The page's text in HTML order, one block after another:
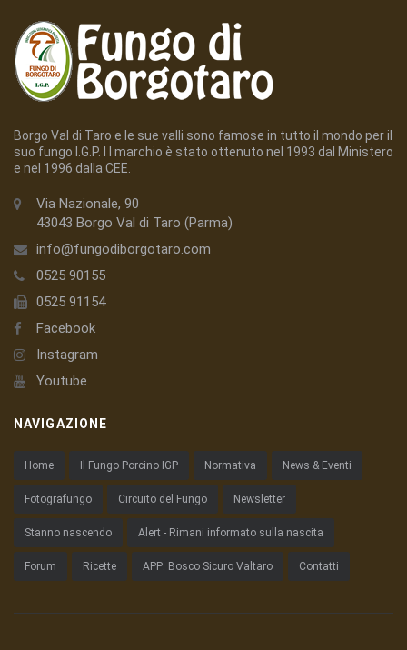
Borgo Val di Taro e le sue valli sono famose in tutto il mondo per il
suo fungo I.G.P. I l marchio è stato ottenuto nel 1993 dal Ministero
e nel 1996 dalla CEE.
Via Nazionale, 90
43043 Borgo Val di Taro (Parma)
info@fungodiborgotaro.com
0525 90155
0525 91154
Facebook
Instagram
Youtube
NAVIGAZIONE
Home Il Fungo Porcino IGP Normativa News & Eventi
Fotografungo Circuito del Fungo Newsletter
Stanno nascendo Alert - Rimani informato sulla nascita
Forum Ricette APP: Bosco Sicuro Valtaro Contatti